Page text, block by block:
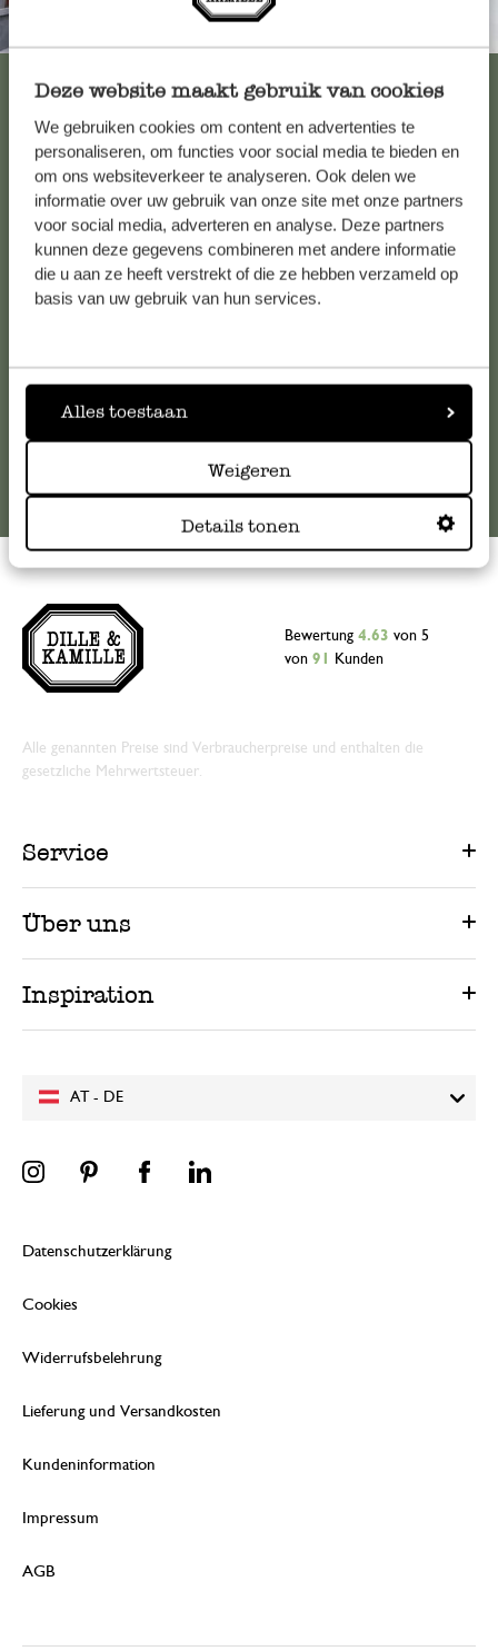
Deze website maakt gebruik van cookies
We gebruiken cookies om content en advertenties te
personaliseren, om functies voor social media te bieden en
om ons websiteverkeer te analyseren. Ook delen we
informatie over uw gebruik van onze site met onze partners
voor social media, adverteren en analyse. Deze partners
kunnen deze gegevens combineren met andere informatie
die u aan ze heeft verstrekt of die ze hebben verzameld op
basis van uw gebruik van hun services.
Alles toestaan
Weigeren
Details tonen
Immer in der Nähe
Kundenservice/Hilfe
Falls Sie Fragen haben oder Tipps und Hilfe brauchen, wenden
Sie sich bitte an unseren Kundenservice. Oder lesen Sie hier
Online-Kundenservice
AT - DE
Bewertung 4.63 von 5
von 91 Kunden
Alle genannten Preise sind Verbraucherpreise und enthalten die
gesetzliche Mehrwertsteuer.
Service
Über uns
Inspiration
Datenschutzerklärung
Cookies
Widerrufsbelehrung
Lieferung und Versandkosten
Kundeninformation
Impressum
AGB